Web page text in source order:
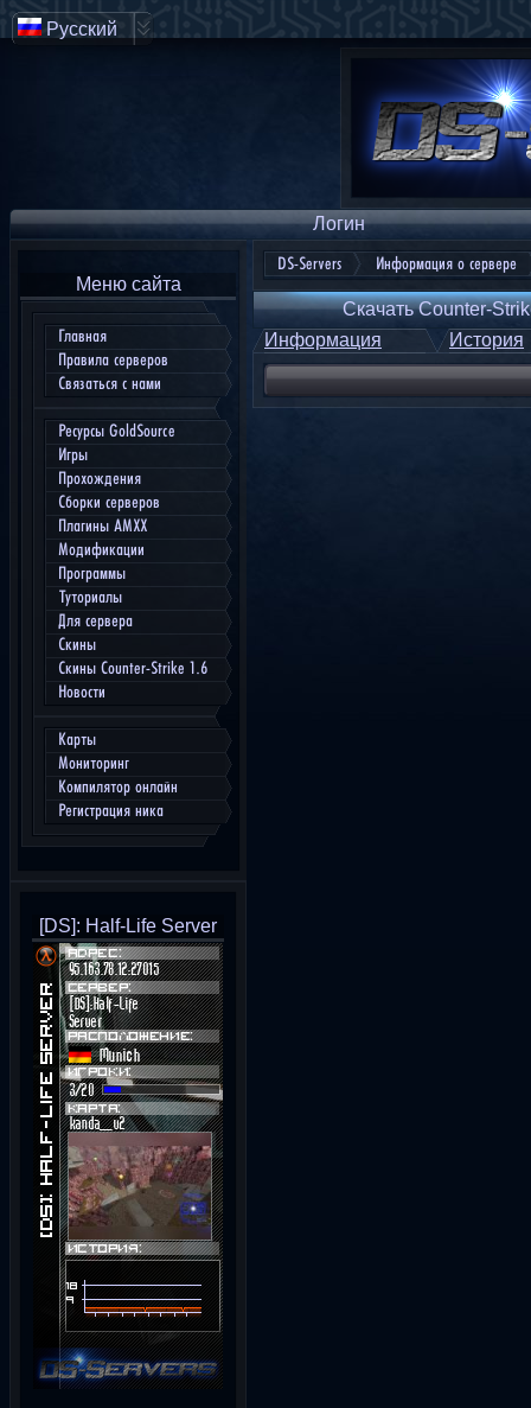
Логин
Меню сайта
Главная
Правила серверов
Связаться с нами
Ресурсы GoldSource
Игры
Прохождения
Сборки серверов
Плагины AMXX
Модификации
Программы
Туториалы
Для сервера
Скины
Скины Counter-Strike 1.6
Новости
Карты
Мониторинг
Компилятор онлайн
Регистрация ника
[DS]: Half-Life Server
DS-Servers Информация о сервере
Скачать Counter-
Информация
История
Русский